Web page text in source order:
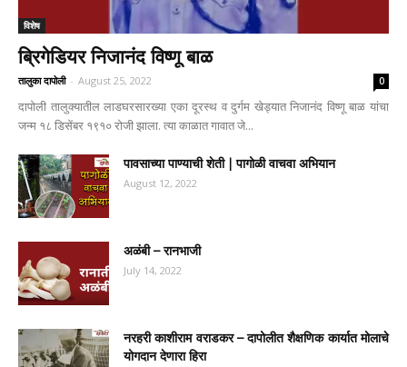
विशेष
ब्रिगेडियर निजानंद विष्णू बाळ
तालुका दापोली - August 25, 2022 0
दापोली तालुक्यातील लाडघरसारख्या एका दूरस्थ व दुर्गम खेड्यात निजानंद विष्णू बाळ यांचा
जन्म १८ डिसेंबर १९१० रोजी झाला. त्या काळात गावात जे...
पावसाच्या पाण्याची शेती | पागोळी वाचवा अभियान
August 12, 2022
अळंबी – रानभाजी
July 14, 2022
नरहरी काशीराम वराडकर – दापोलीत शैक्षणिक कार्यात मोलाचे
योगदान देणारा हिरा